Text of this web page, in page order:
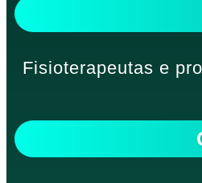
Fisioterapeutas e